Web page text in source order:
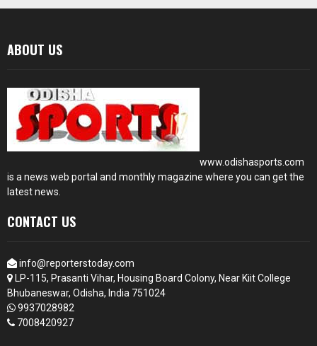
ABOUT US
www.odishasports.com
is a news web portal and monthly magazine where you can get the
latest news.
CONTACT US
info@reporterstoday.com
LP-115, Prasanti Vihar, Housing Board Colony, Near Kiit College
Bhubaneswar, Odisha, India 751024
9937028982
7008420927